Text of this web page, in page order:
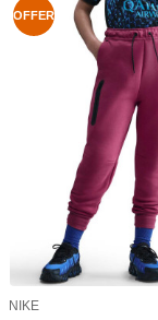
OFFER
NIKE